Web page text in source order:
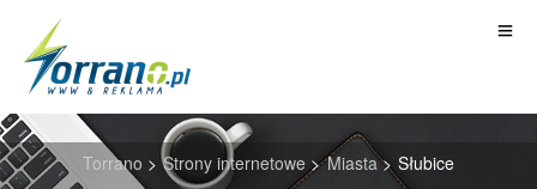
Torrano > Strony internetowe > Miasta > Słubice